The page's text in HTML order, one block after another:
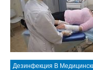
Дезинфекция В